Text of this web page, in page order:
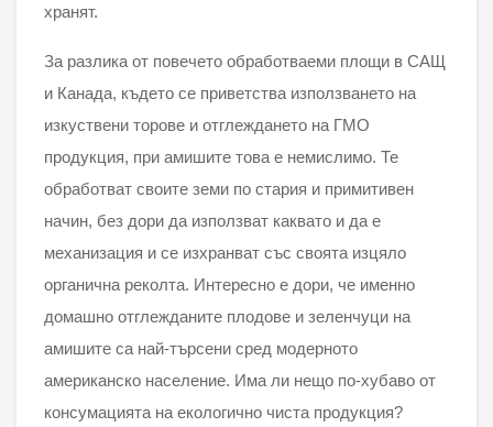
хранят.
За разлика от повечето обработваеми площи в САЩ
и Канада, където се приветства използването на
изкуствени торове и отглеждането на ГМО
продукция, при амишите това е немислимо. Те
обработват своите земи по стария и примитивен
начин, без дори да използват каквато и да е
механизация и се изхранват със своята изцяло
органична реколта. Интересно е дори, че именно
домашно отглежданите плодове и зеленчуци на
амишите са най-търсени сред модерното
американско население. Има ли нещо по-хубаво от
консумацията на екологично чиста продукция?